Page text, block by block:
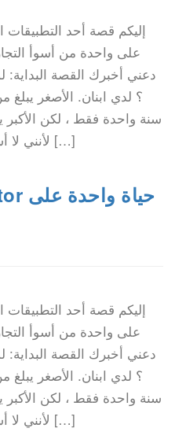
إليكم قصة أحد
على واحدة من أسوأ
لأنني لا أستمتع حقًا بفكرة امتلاك طفلي […]
إليكم قصة أحد
على واحدة من أسوأ
لأنني لا أستمتع حقًا بفكرة امتلاك طفلي […]